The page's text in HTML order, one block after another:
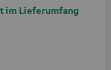
im Lieferumfang